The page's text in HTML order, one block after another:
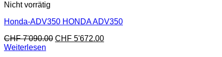
Nicht vorrätig
Honda-ADV350 HONDA ADV350
CHF7'090.00 CHF 5'672.00
Weiterlesen